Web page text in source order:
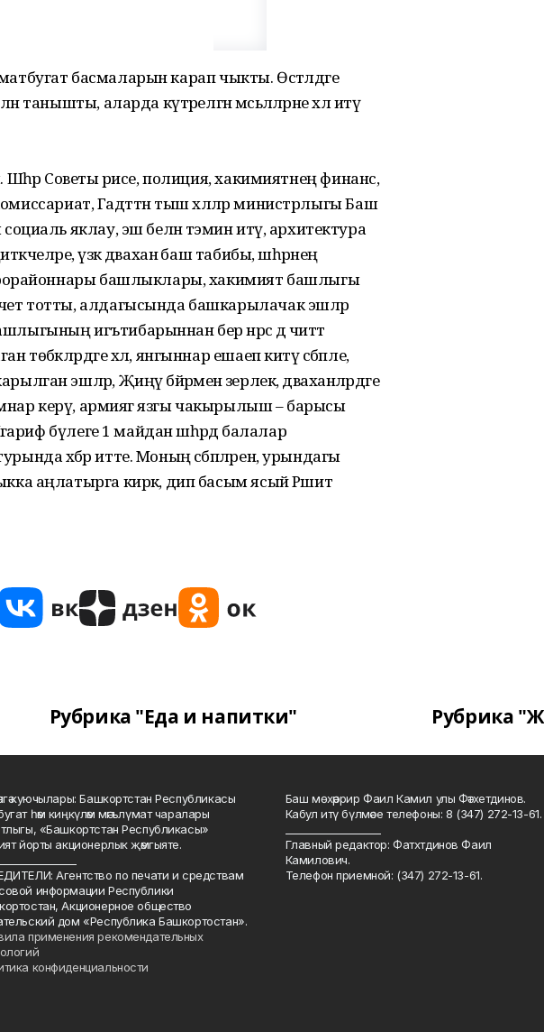
матбугат басмаларын карап чыкты. Өстәлдәге
танышты, аларда күтәрелгән мәсьәлә­ләр­не хәл итү
Советы рәисе, полиция, хакимият­нең финанс,
комиссариат, Гадәттән тыш хәлләр министрлыгы Баш
яклау, эш белән тәэмин итү, архитектура
үзәк дәваханә баш табибы, шәһәрнең
башлыклары, хакимият баш­лыгы
тотты, алдагысында башкарылачак эшләр
игътибарыннан бер нәрсә дә читтә
хәл, янгыннар ешаеп китү сәбәпле,
эшләр, Җиңү бәйрәменә әзерлек, дәваханәләрдәге
керү, армиягә язгы чакырылыш – барысы
бүлеге 1 майдан шәһәрдә балалар
хәбәр итте. Моның сәбәпләрен, урындагы
аңлатырга кирәк, дип басым ясый Рәшит
Рубрика "Еда и напитки" Рубрика
куючылары: Башкортстан Республикасы
һәм киңкүләм мәгълүмат чаралары
«Башкортстан Республикасы»
йорты акционерлык җәмгыяте.
Агентство по печати и средствам
информации Республики
Акционерное общество
дом «Республика Башкортостан».
применения рекомендательных
конфиденциальности
Баш мөхәррир Фаил Камил улы Фәтхетдинов.
Кабул итү бүлмәсе телефоны: 8 (347) 272-13-61.
Главный редактор: Фатхтдинов Фаил
Камилович.
Телефон приемной: (347) 272-13-61.